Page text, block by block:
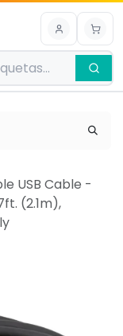
USB Cable -
(2.1m),